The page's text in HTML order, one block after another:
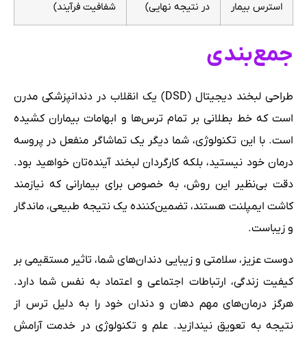
استرس بیمار
در نتیجه نهایی)
شفافیت فرآیند)
جمع‌بندی
طراحی لبخند دیجیتال (DSD) یک انقلاب در دندانپزشکی مدرن
است که خط بطلانی بر تمام ترس‌ها و ابهامات بیماران کشیده
است. با این تکنولوژی، شما دیگر یک تماشاگر منفعل در پروسه
درمان خود نیستید، بلکه کارگردان لبخند آینده‌تان خواهید بود.
دقت بی‌نظیر این روش، به خصوص برای بیمارانی که نیازمند
کاشت ایمپلنت هستند، تضمین‌کننده یک نتیجه طبیعی، ماندگار
و زیباست.
دوست عزیز، سلامتی و زیبایی دندان‌های شما، تاثیر مستقیمی بر
کیفیت زندگی، ارتباطات اجتماعی و اعتماد به نفس شما دارد.
هرگز درمان‌های مهم دهان و دندان خود را به دلیل ترس از
نتیجه به تعویق نیندازید. علم و تکنولوژی در خدمت آرامش